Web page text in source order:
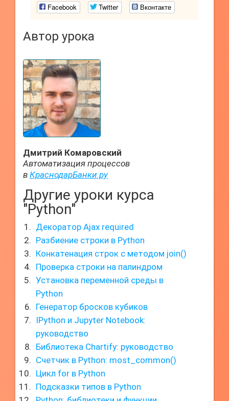
Facebook Twitter Вконтакте
Автор урока
Дмитрий Комаровский
Автоматизация процессов
в КраснодарБанки.ру
Другие уроки курса
"Python"
Декоратор Ajax required
Разбиение строки в Python
Конкатенация строк с методом join()
Проверка строки на палиндром
Установка переменной среды в
Python
Генератор бросков кубиков
IPython и Jupyter Notebook:
руководство
Библиотека Chartify: руководство
Счетчик в Python: most_common()
Цикл for в Python
Подсказки типов в Python